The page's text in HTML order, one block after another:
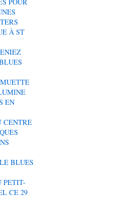
POUR
À ST
EN
CENTRE
BLUES
PETIT-
CE 29